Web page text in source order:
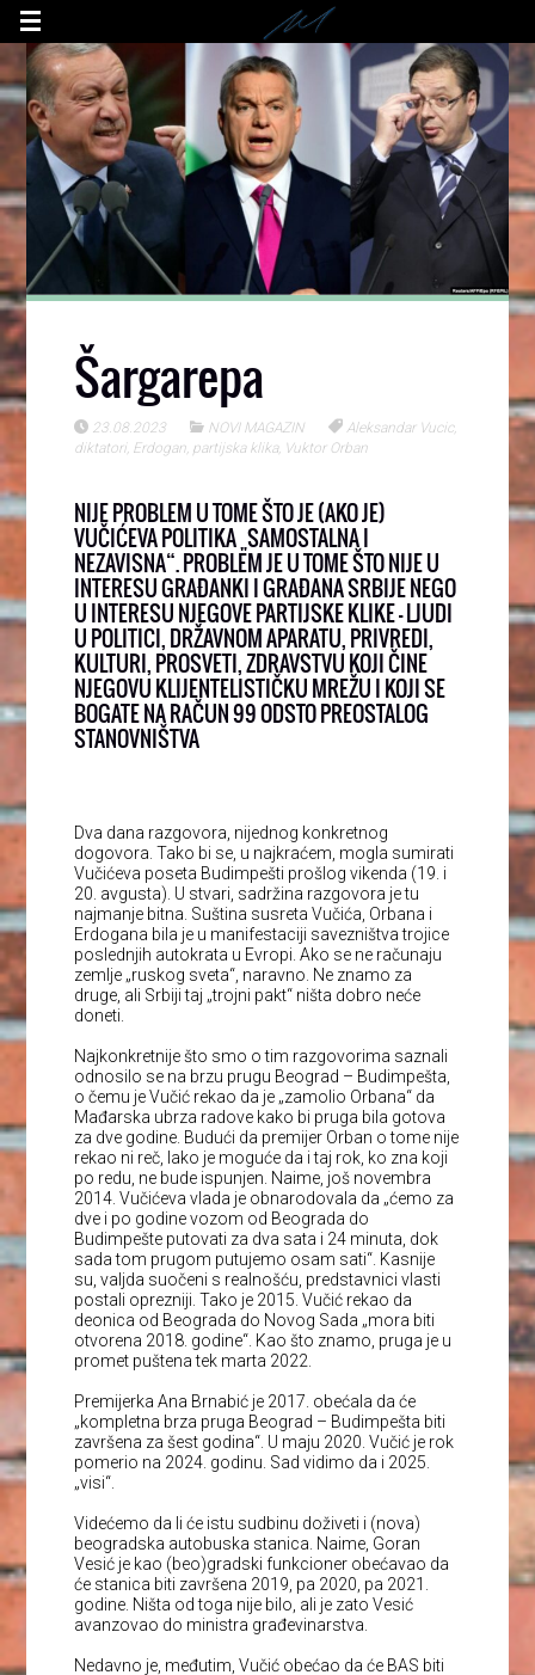
Šargarepa
23.08.2023 NOVI MAGAZIN Aleksandar Vucic,
diktatori, Erdogan, partijska klika, Vuktor Orban
NIJE PROBLEM U TOME ŠTO JE (AKO JE)
VUČIĆEVA POLITIKA „SAMOSTALNA I
NEZAVISNA“. PROBLEM JE U TOME ŠTO NIJE U
INTERESU GRAĐANKI I GRAĐANA SRBIJE NEGO
U INTERESU NJEGOVE PARTIJSKE KLIKE – LJUDI
U POLITICI, DRŽAVNOM APARATU, PRIVREDI,
KULTURI, PROSVETI, ZDRAVSTVU KOJI ČINE
NJEGOVU KLIJENTELISTIČKU MREŽU I KOJI SE
BOGATE NA RAČUN 99 ODSTO PREOSTALOG
STANOVNIŠTVA
Dva dana razgovora, nijednog konkretnog
dogovora. Tako bi se, u najkraćem, mogla sumirati
Vučićeva poseta Budimpešti prošlog vikenda (19. i
20. avgusta). U stvari, sadržina razgovora je tu
najmanje bitna. Suština susreta Vučića, Orbana i
Erdogana bila je u manifestaciji savezništva trojice
poslednjih autokrata u Evropi. Ako se ne računaju
zemlje „ruskog sveta“, naravno. Ne znamo za
druge, ali Srbiji taj „trojni pakt“ ništa dobro neće
doneti.
Najkonkretnije što smo o tim razgovorima saznali
odnosilo se na brzu prugu Beograd – Budimpešta,
o čemu je Vučić rekao da je „zamolio Orbana“ da
Mađarska ubrza radove kako bi pruga bila gotova
za dve godine. Budući da premijer Orban o tome nije
rekao ni reč, lako je moguće da i taj rok, ko zna koji
po redu, ne bude ispunjen. Naime, još novembra
2014. Vučićeva vlada je obnarodovala da „ćemo za
dve i po godine vozom od Beograda do
Budimpešte putovati za dva sata i 24 minuta, dok
sada tom prugom putujemo osam sati“. Kasnije
su, valjda suočeni s realnošću, predstavnici vlasti
postali oprezniji. Tako je 2015. Vučić rekao da
deonica od Beograda do Novog Sada „mora biti
otvorena 2018. godine“. Kao što znamo, pruga je u
promet puštena tek marta 2022.
Premijerka Ana Brnabić je 2017. obećala da će
„kompletna brza pruga Beograd – Budimpešta biti
završena za šest godina“. U maju 2020. Vučić je rok
pomerio na 2024. godinu. Sad vidimo da i 2025.
„visi“.
Videćemo da li će istu sudbinu doživeti i (nova)
beogradska autobuska stanica. Naime, Goran
Vesić je kao (beo)gradski funkcioner obećavao da
će stanica biti završena 2019, pa 2020, pa 2021.
godine. Ništa od toga nije bilo, ali je zato Vesić
avanzovao do ministra građevinarstva.
Nedavno je, međutim, Vučić obećao da će BAS biti